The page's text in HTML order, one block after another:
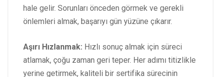
hale gelir. Sorunları önceden görmek ve gerekli
önlemleri almak, başarıyı gün yüzüne çıkarır.
Aşırı Hızlanmak: Hızlı sonuç almak için süreci
atlamak, çoğu zaman geri teper. Her adımı titizlikle
yerine getirmek, kaliteli bir sertifika sürecinin